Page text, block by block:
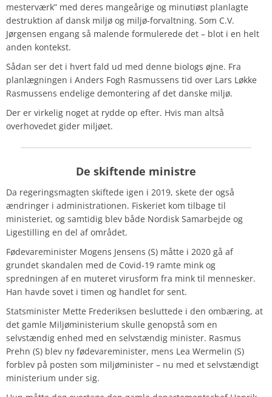
mesterværk” med deres mangeårige og minutiøst planlagte
destruktion af dansk miljø og miljø-forvaltning. Som C.V.
Jørgensen engang så malende formulerede det – blot i en helt
anden kontekst.
Sådan ser det i hvert fald ud med denne biologs øjne. Fra
planlægningen i Anders Fogh Rasmussens tid over Lars Løkke
Rasmussens endelige demontering af det danske miljø.
Der er virkelig noget at rydde op efter. Hvis man altså
overhovedet gider miljøet.
De skiftende ministre
Da regeringsmagten skiftede igen i 2019, skete der også
ændringer i administrationen. Fiskeriet kom tilbage til
ministeriet, og samtidig blev både Nordisk Samarbejde og
Ligestilling en del af området.
Fødevareminister Mogens Jensens (S) måtte i 2020 gå af
grundet skandalen med de Covid-19 ramte mink og
spredningen af en muteret virusform fra mink til mennesker.
Han havde sovet i timen og handlet for sent.
Statsminister Mette Frederiksen besluttede i den ombæring, at
det gamle Miljøministerium skulle genopstå som en
selvstændig enhed med en selvstændig minister. Rasmus
Prehn (S) blev ny fødevareminister, mens Lea Wermelin (S)
forblev på posten som miljøminister – nu med et selvstændigt
ministerium under sig.